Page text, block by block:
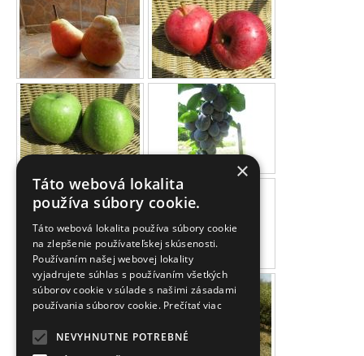
×
Táto webová lokalita
používa súbory cookie.
Táto webová lokalita používa súbory cookie
na zlepšenie používateľskej skúsenosti.
Používaním našej webovej lokality
vyjadrujete súhlas s používaním všetkých
súborov cookie v súlade s našimi zásadami
používania súborov cookie. Prečítať viac
NEVYHNUTNE POTREBNÉ